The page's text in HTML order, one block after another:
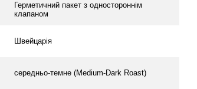
Герметичний пакет з одностороннім
клапаном
Швейцарія
середньо-темне (Medium-Dark Roast)